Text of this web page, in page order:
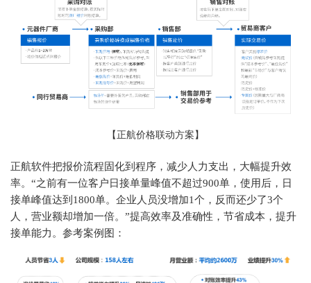
【正航价格联动方案】
正航软件把报价流程固化到程序，减少人力支出，大幅提升效
率。“之前有一位客户日接单量峰值不超过900单，使用后，日
接单峰值达到1800单。企业人员没增加1个，反而还少了3个
人，营业额却增加一倍。”提高效率及准确性，节省成本，提升
接单能力。参考案例图：